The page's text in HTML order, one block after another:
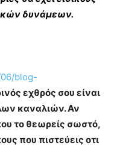
δυνάμεων.
blog-
εχθρός σου είναι
καναλιών. Αν
το θεωρείς σωστό,
που πιστεύεις οτι